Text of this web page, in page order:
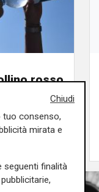
rosso
giorno
06/08/2026
Chiudi
tuo consenso,
mirata e
seguenti finalità